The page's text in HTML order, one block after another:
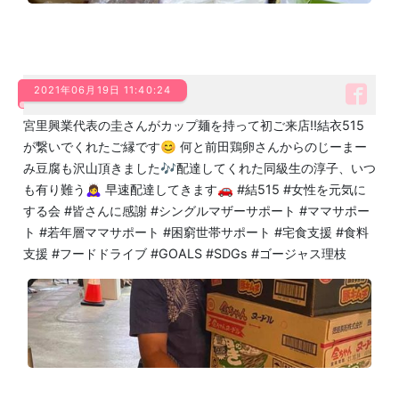
2021年06月19日 11:40:24
宮里興業代表の圭さんがカップ麺を持って初ご来店‼️結衣515
が繋いでくれたご縁です😊 何と前田鶏卵さんからのじーまー
み豆腐も沢山頂きました🎶配達してくれた同級生の淳子、いつ
も有り難う🙇‍♀️ 早速配達してきます🚗 #結515 #女性を元気に
する会 #皆さんに感謝 #シングルマザーサポート #ママサポー
ト #若年層ママサポート #困窮世帯サポート #宅食支援 #食料
支援 #フードドライブ #GOALS #SDGs #ゴージャス理枝